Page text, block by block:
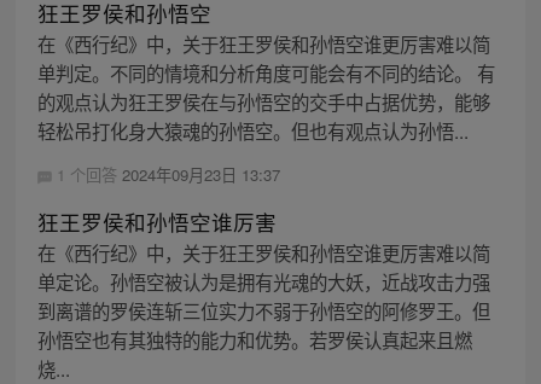
狂王罗侯和孙悟空
在《西行纪》中，关于狂王罗侯和孙悟空谁更厉害难以简
单判定。不同的情境和分析角度可能会有不同的结论。 有
的观点认为狂王罗侯在与孙悟空的交手中占据优势，能够
轻松吊打化身大猿魂的孙悟空。但也有观点认为孙悟...
1 个回答 2024年09月23日 13:37
狂王罗侯和孙悟空谁厉害
在《西行纪》中，关于狂王罗侯和孙悟空谁更厉害难以简
单定论。孙悟空被认为是拥有光魂的大妖，近战攻击力强
到离谱的罗侯连斩三位实力不弱于孙悟空的阿修罗王。但
孙悟空也有其独特的能力和优势。若罗侯认真起来且燃
烧...